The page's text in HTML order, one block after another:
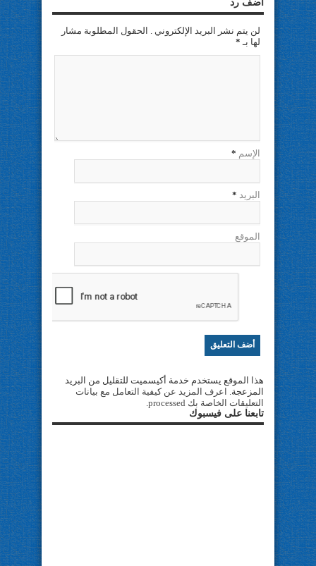
اضف رد
لن يتم نشر البريد الإلكتروني . الحقول المطلوبة مشار
لها بـ *
الإسم *
البريد *
الموقع
هذا الموقع يستخدم خدمة أكيسميت للتقليل من البريد
المزعجة. اعرف المزيد عن كيفية التعامل مع بيانات
التعليقات الخاصة بك processed
تابعنا على فيسبوك